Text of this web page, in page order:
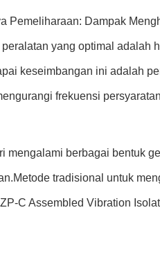
Pemeliharaan: Dampak
yang optimal adalah
keseimbangan ini adalah
frekuensi
mengalami berbagai bentuk
tradisional untuk
C Assembled Vibration